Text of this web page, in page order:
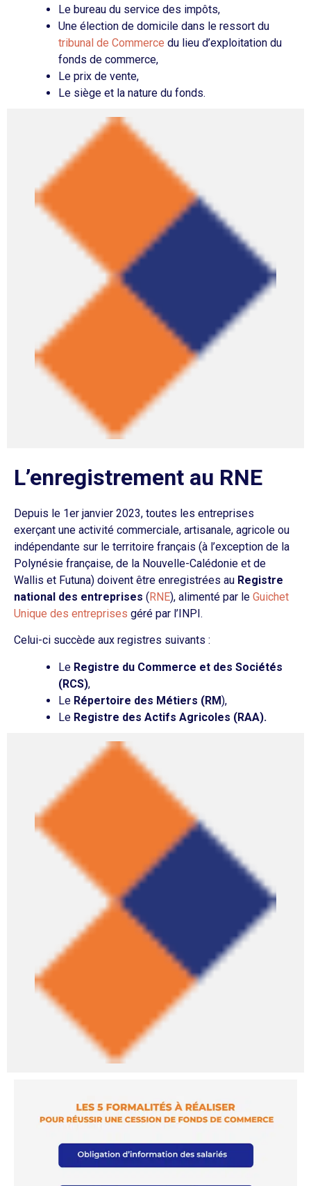
Le bureau du service des impôts,
Une élection de domicile dans le ressort du
tribunal de Commerce du lieu d’exploitation du
fonds de commerce,
Le prix de vente,
Le siège et la nature du fonds.
L’enregistrement au RNE
Depuis le 1er janvier 2023, toutes les entreprises
exerçant une activité commerciale, artisanale, agricole ou
indépendante sur le territoire français (à l’exception de la
Polynésie française, de la Nouvelle-Calédonie et de
Wallis et Futuna) doivent être enregistrées au Registre
national des entreprises (RNE), alimenté par le Guichet
Unique des entreprises géré par l’INPI.
Celui-ci succède aux registres suivants :
Le Registre du Commerce et des Sociétés
(RCS),
Le Répertoire des Métiers (RM),
Le Registre des Actifs Agricoles (RAA).